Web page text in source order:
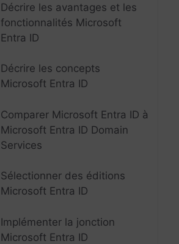
Décrire les avantages et les
fonctionnalités Microsoft
Entra ID
Décrire les concepts
Microsoft Entra ID
Comparer Microsoft Entra ID à
Microsoft Entra ID Domain
Services
Sélectionner des éditions
Microsoft Entra ID
Implémenter la jonction
Microsoft Entra ID